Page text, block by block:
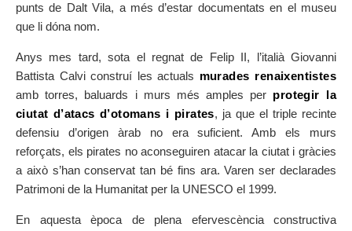
punts de Dalt Vila, a més d’estar documentats en el museu
que li dóna nom.
Anys mes tard, sota el regnat de Felip II, l’italià Giovanni
Battista Calvi construí les actuals murades renaixentistes
amb torres, baluards i murs més amples per protegir la
ciutat d’atacs d’otomans i pirates, ja que el triple recinte
defensiu d’origen àrab no era suficient. Amb els murs
reforçats, els pirates no aconseguiren atacar la ciutat i gràcies
a això s’han conservat tan bé fins ara. Varen ser declarades
Patrimoni de la Humanitat per la UNESCO el 1999.
En aquesta època de plena efervescència constructiva